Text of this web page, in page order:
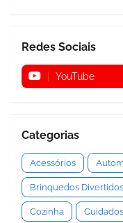
Redes Sociais
YouTube
Categorias
Acessórios
Brinquedos Divertidos
Cozinha